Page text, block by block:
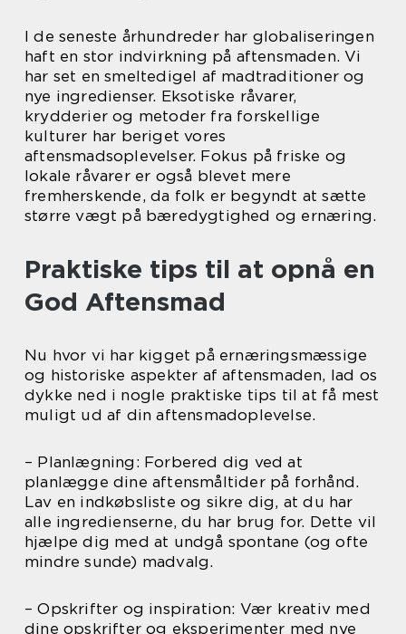
I de seneste århundreder har globaliseringen
haft en stor indvirkning på aftensmaden. Vi
har set en smeltedigel af madtraditioner og
nye ingredienser. Eksotiske råvarer,
krydderier og metoder fra forskellige
kulturer har beriget vores
aftensmadsoplevelser. Fokus på friske og
lokale råvarer er også blevet mere
fremherskende, da folk er begyndt at sætte
større vægt på bæredygtighed og ernæring.
Praktiske tips til at opnå en
God Aftensmad
Nu hvor vi har kigget på ernæringsmæssige
og historiske aspekter af aftensmaden, lad os
dykke ned i nogle praktiske tips til at få mest
muligt ud af din aftensmadoplevelse.
– Planlægning: Forbered dig ved at
planlægge dine aftensmåltider på forhånd.
Lav en indkøbsliste og sikre dig, at du har
alle ingredienserne, du har brug for. Dette vil
hjælpe dig med at undgå spontane (og ofte
mindre sunde) madvalg.
– Opskrifter og inspiration: Vær kreativ med
dine opskrifter og eksperimenter med nye